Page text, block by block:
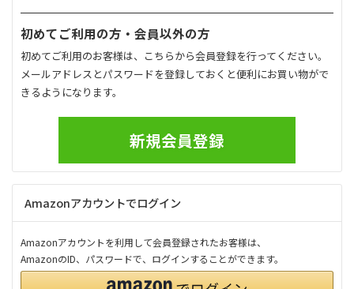
初めてご利用の方・会員以外の方
初めてご利用のお客様は、こちらから会員登録を行ってください。
メールアドレスとパスワードを登録しておくと便利にお買い物がで
きるようになります。
新規会員登録
Amazonアカウントでログイン
Amazonアカウントを利用して会員登録されたお客様は、
AmazonのID、パスワードで、ログインすることができます。